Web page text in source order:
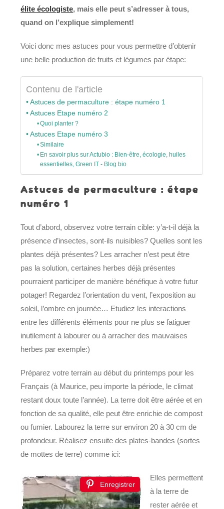
élite écologiste, mais elle peut s’adresser à tous,
quand on l’explique simplement!
Voici donc mes astuces pour vous permettre d’obtenir
une belle production de fruits et légumes par étape:
Contenu de l'article
Astuces de permaculture : étape numéro 1
Astuces Etape numéro 2
Quoi planter ?
Astuces Etape numéro 3
Similaire
En savoir plus sur Actubio : Bien-être, écologie, huiles
essentielles, Green IT - Blog bio
Astuces de permaculture : étape
numéro 1
Tout d’abord, observez votre terrain cible: y’a-t-il déjà la
présence d’insectes, sont-ils nuisibles? Quelles sont les
plantes déjà présentes? Les arracher n’est peut être
pas la solution, certaines herbes déjà présentes
pourraient participer de manière bénéfique à votre futur
potager! Regardez l’orientation du vent, l’exposition au
soleil, l’ombre en journée… Etudiez les interactions
entre les différents éléments pour ne plus se fatiguer
inutilement à labourer ou à arracher des mauvaises
herbes par exemple:)
Préparez votre terrain au début du printemps pour les
Français (à Maurice, peu importe la période, le climat
restant doux toute l’année). La terre doit être aérée et en
fonction de sa qualité, elle peut être enrichie de compost
ou fumier. Labourez la terre sur environ 20 à 30 cm de
profondeur. Réalisez ensuite des plates-bandes (sortes
de mottes de terre) comme ici:
Enregistrer
Elles permettent
à la terre de
rester aérée et